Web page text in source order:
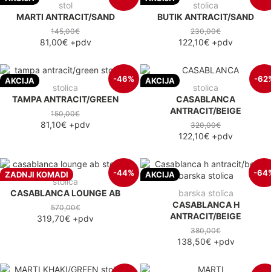
stol
MARTI ANTRACIT/SAND
145,00€
81,00€+pdv
stolica
BUTIK ANTRACIT/SAND
230,00€
122,10€ +pdv
AKCIJA -46%
stolica
TAMPA ANTRACIT/GREEN
150,00€
81,10€ +pdv
AKCIJA -
stolica
CASABLANCA
ANTRACIT/BEIGE
320,00€
122,10€ +pdv
ZADNJI KOMADI -44%
stolica
CASABLANCA LOUNGE AB
570,00€
319,70€ +pdv
AKCIJA -
barska stolica
CASABLANCA H
ANTRACIT/BEIGE
380,00€
138,50€+pdv